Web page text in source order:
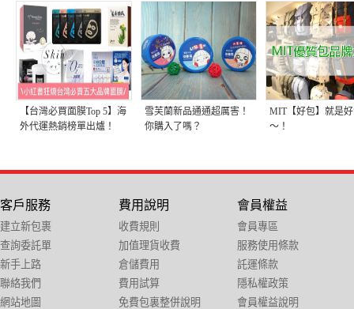
【台灣必買面膜Top 5】海
外代運熱銷榜單出爐！
雪芙蘭新品通通超厲害！
你購入了嗎？
MIT【好包】就是
～！
客戶服務
建立新包裹
查詢委託單
新手上路
聯絡我們
網站地圖
費用說明
收費規則
加值理貨收費
倉儲費用
費用試算
免費包裏整併說明
會員權益
會員專區
服務使用條款
託運條款
隱私權政策
會員權益說明